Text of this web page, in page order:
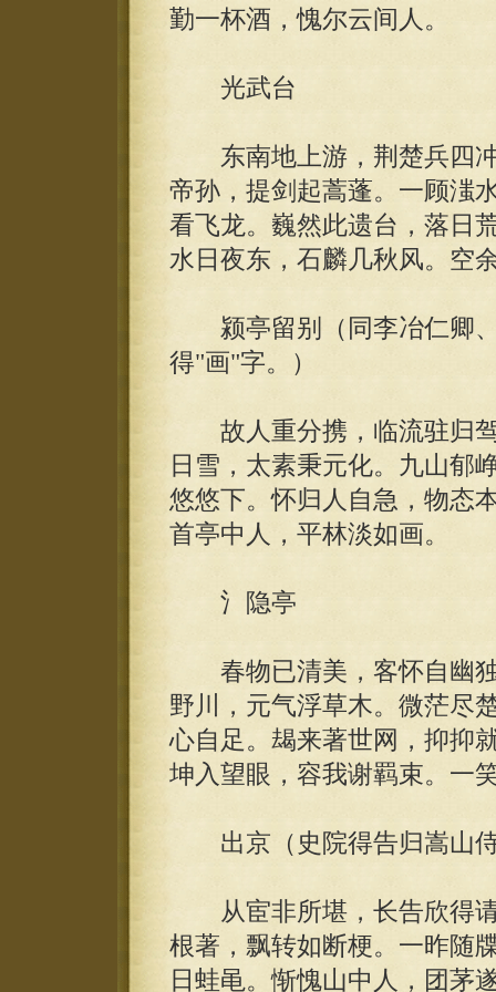
勤一杯酒，愧尔云间人。
光武台
东南地上游，荆楚兵四冲
帝孙，提剑起蒿蓬。一顾滍
看飞龙。巍然此遗台，落日
水日夜东，石麟几秋风。空
颍亭留别（同李冶仁卿、
得"画"字。）
故人重分携，临流驻归驾
日雪，太素秉元化。九山郁
悠悠下。怀归人自急，物态
首亭中人，平林淡如画。
氵隐亭
春物已清美，客怀自幽独
野川，元气浮草木。微茫尽
心自足。朅来著世网，抑抑
坤入望眼，容我谢羁束。一
出京（史院得告归嵩山
从宦非所堪，长告欣得请
根著，飘转如断梗。一昨随
日蛙黾。惭愧山中人，团茅